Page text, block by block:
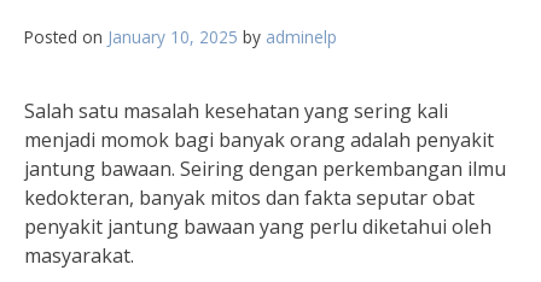
Posted on January 10, 2025 by adminelp
Salah satu masalah kesehatan yang sering kali
menjadi momok bagi banyak orang adalah penyakit
jantung bawaan. Seiring dengan perkembangan ilmu
kedokteran, banyak mitos dan fakta seputar obat
penyakit jantung bawaan yang perlu diketahui oleh
masyarakat.